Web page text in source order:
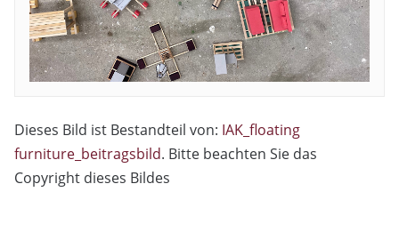
Dieses Bild ist Bestandteil von: IAK_floating
furniture_beitragsbild. Bitte beachten Sie das
Copyright dieses Bildes